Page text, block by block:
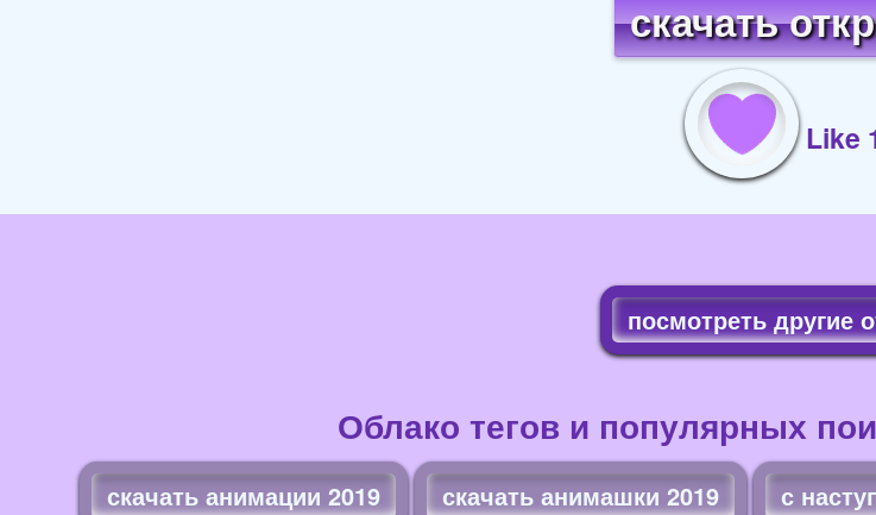
скачать
Like
посмотреть другие
Облако тегов и популярных
скачать анимации 2019 скачать анимашки 2019 с